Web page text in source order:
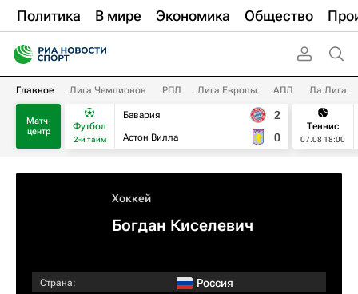
Политика В мире Экономика Общество
Главное Лига Чемпионов РПЛ Лига Европы АПЛ Ла Лига
Матч-
центр
Футбол
2-й тайм
Бавария
Астон Вилла
2
0
Теннис
07.08 18:00
Хоккей
Богдан Киселевич
Страна: Россия